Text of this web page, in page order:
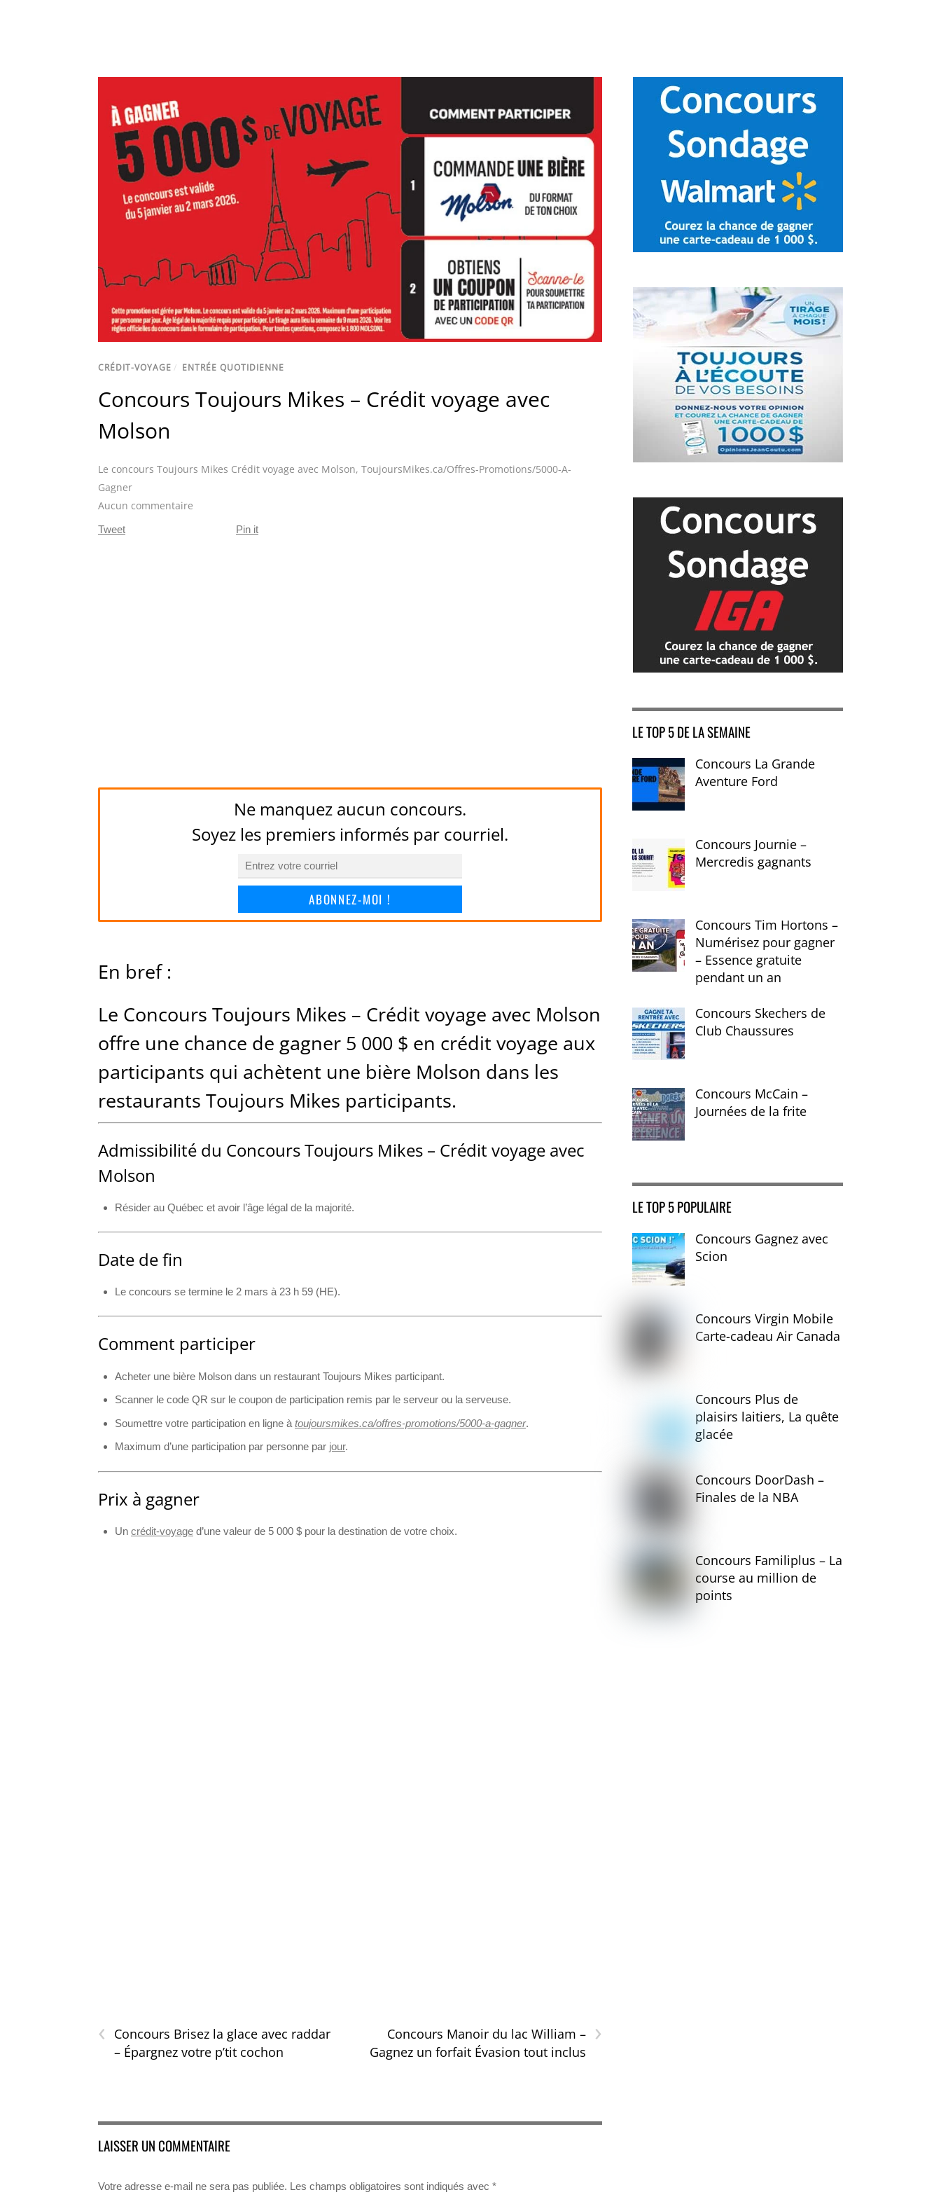
CRÉDIT-VOYAGE / ENTRÉE QUOTIDIENNE
Concours Toujours Mikes – Crédit voyage avec
Molson
Le concours Toujours Mikes Crédit voyage avec Molson, ToujoursMikes.ca/Offres-Promotions/5000-A-
Gagner
Aucun commentaire
Tweet Pin it
Ne manquez aucun concours.
Soyez les premiers informés par courriel.
ABONNEZ-MOI !
En bref :
Le Concours Toujours Mikes – Crédit voyage avec Molson
offre une chance de gagner 5 000 $ en crédit voyage aux
participants qui achètent une bière Molson dans les
restaurants Toujours Mikes participants.
Admissibilité du Concours Toujours Mikes – Crédit voyage avec
Molson
Résider au Québec et avoir l’âge légal de la majorité.
Date de fin
Le concours se termine le 2 mars à 23 h 59 (HE).
Comment participer
Acheter une bière Molson dans un restaurant Toujours Mikes participant.
Scanner le code QR sur le coupon de participation remis par le serveur ou la serveuse.
Soumettre votre participation en ligne à toujoursmikes.ca/offres-promotions/5000-a-gagner.
Maximum d’une participation par personne par jour.
Prix à gagner
Un crédit-voyage d’une valeur de 5 000 $ pour la destination de votre choix.
‹
Concours Brisez la glace avec raddar
– Épargnez votre p’tit cochon
›
Concours Manoir du lac William –
Gagnez un forfait Évasion tout inclus
LAISSER UN COMMENTAIRE
Votre adresse e-mail ne sera pas publiée. Les champs obligatoires sont indiqués avec *
LE TOP 5 DE LA SEMAINE
Concours La Grande
Aventure Ford
Concours Journie –
Mercredis gagnants
Concours Tim Hortons –
Numérisez pour gagner
– Essence gratuite
pendant un an
Concours Skechers de
Club Chaussures
Concours McCain –
Journées de la frite
LE TOP 5 POPULAIRE
Concours Gagnez avec
Scion
Concours Virgin Mobile
Carte-cadeau Air Canada
Concours Plus de
plaisirs laitiers, La quête
glacée
Concours DoorDash –
Finales de la NBA
Concours Familiplus – La
course au million de
points